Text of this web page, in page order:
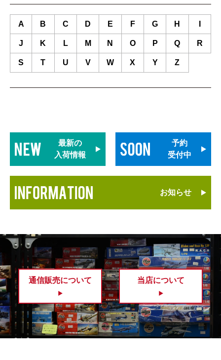
A B C D E F G H
J K L M N O P Q R
S T U V W X Y Z
最新の
入荷情報
予約
受付中
お知らせ
通信販売について 当店について